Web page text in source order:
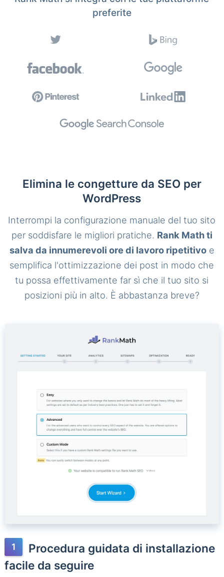
preferite
Elimina le congetture da SEO per
WordPress
Interrompi la configurazione manuale del tuo sito
per soddisfare le migliori pratiche. Rank Math ti
salva da innumerevoli ore di lavoro ripetitivoe
semplifica l'ottimizzazione dei post in modo che
tu possa effettivamente far sì che il tuo sito si
posizioni più in alto. È abbastanza breve?
Procedura guidata di installazione
facile da seguire